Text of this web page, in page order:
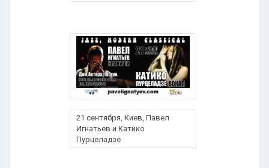
21 сентября, Киев, Павел
Игнатьев и Катико
Пурцеладзе